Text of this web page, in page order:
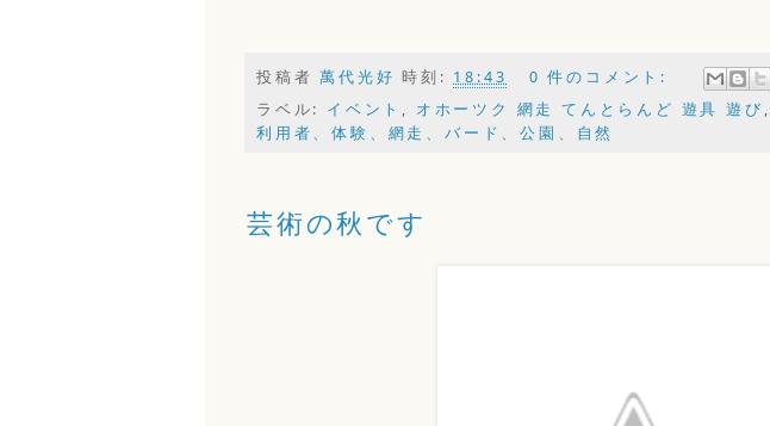
投稿者萬代光好 時刻: 18:43
0 件のコメント:
ラベル: イベント , オホーツク 網走 てんとらんど 遊具 遊び ,
利用者、体験、網走、バード、公園、自然
芸術の秋です